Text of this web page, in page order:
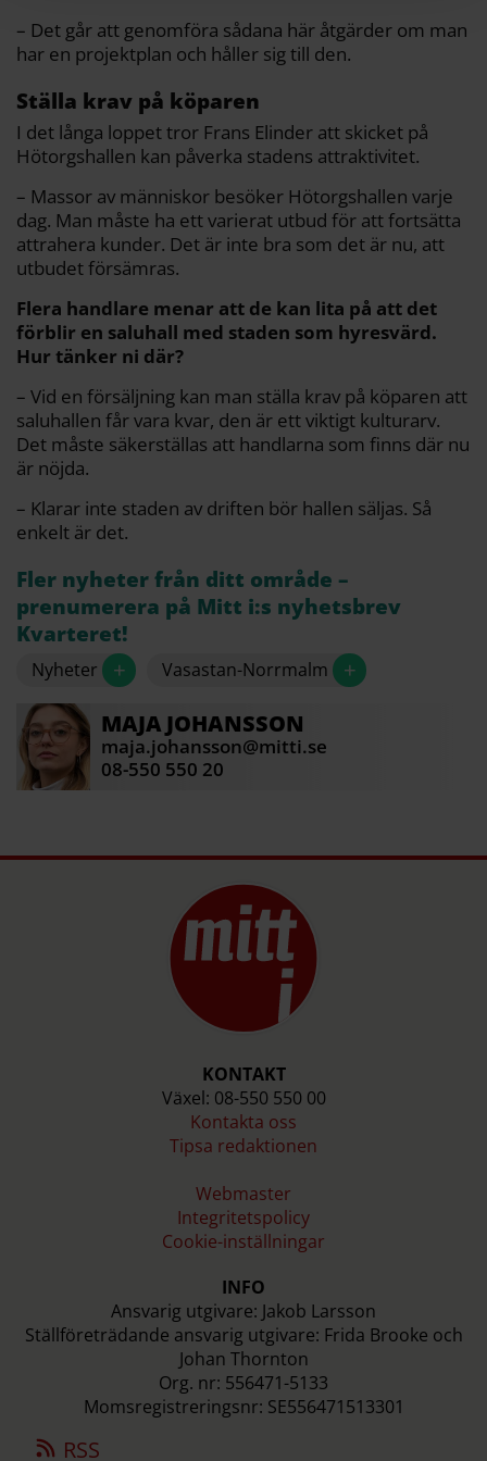
– Det går att genomföra sådana här åtgärder om man
har en projektplan och håller sig till den.
Ställa krav på köparen
I det långa loppet tror Frans Elinder att skicket på
Hötorgshallen kan påverka stadens attraktivitet.
– Massor av människor besöker Hötorgshallen varje
dag. Man måste ha ett varierat utbud för att fortsätta
attrahera kunder. Det är inte bra som det är nu, att
utbudet försämras.
Flera handlare menar att de kan lita på att det
förblir en saluhall med staden som hyresvärd.
Hur tänker ni där?
– Vid en försäljning kan man ställa krav på köparen att
saluhallen får vara kvar, den är ett viktigt kulturarv.
Det måste säkerställas att handlarna som finns där nu
är nöjda.
– Klarar inte staden av driften bör hallen säljas. Så
enkelt är det.
Fler nyheter från ditt område –
prenumerera på Mitt i:s nyhetsbrev
Kvarteret!
Nyheter + Vasastan-Norrmalm +
MAJA JOHANSSON
maja.johansson@mitti.se
08-550 550 20
KONTAKT
Växel: 08-550 550 00
Kontakta oss
Tipsa redaktionen
Webmaster
Integritetspolicy
Cookie-inställningar
INFO
Ansvarig utgivare: Jakob Larsson
Ställföreträdande ansvarig utgivare: Frida Brooke och
Johan Thornton
Org. nr: 556471-5133
Momsregistreringsnr: SE556471513301
RSS